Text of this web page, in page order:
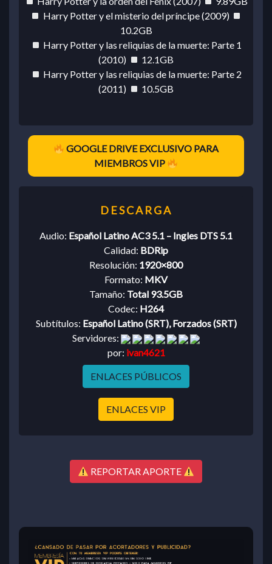
Harry Potter y el misterio del príncipe (2009)
10.2GB
Harry Potter y las reliquias de la muerte: Parte 1
(2010)
12.1GB
Harry Potter y las reliquias de la muerte: Parte 2
(2011)
10.5GB
GOOGLE DRIVE EXCLUSIVO PARA
MIEMBROS VIP
Audio: Español Latino AC3 5.1 – Ingles DTS 5.1
Calidad: BDRip
Resolución: 1920×800
Formato: MKV
Tamaño: Total 93.5GB
Codec: H264
Subtítulos: Español Latino (SRT), Forzados (SRT)
Servidores:
por: ivan4621
ENLACES PÚBLICOS
ENLACES VIP
REPORTAR APORTE